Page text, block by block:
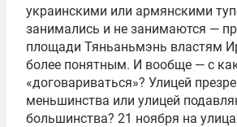
украинскими или армянскими
занимались и не занимаются —
площади Тяньаньмэнь властям
более понятным. И вообще — с
«договариваться»? Улицей
меньшинства или улицей
большинства? 21 ноября на